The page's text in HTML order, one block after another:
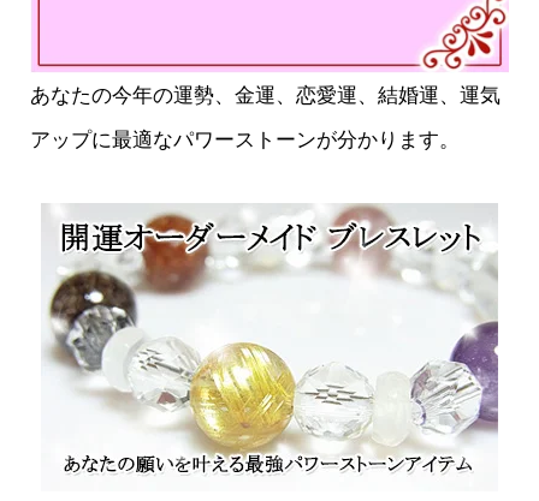
あなたの今年の運勢、金運、恋愛運、結婚運、運気
アップに最適なパワーストーンが分かります。